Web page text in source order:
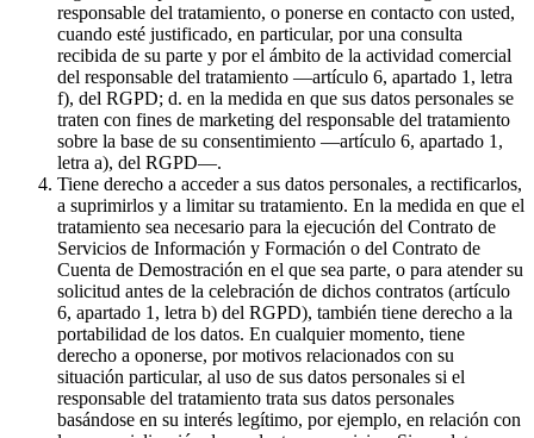
responsable del tratamiento, o ponerse en contacto con usted,
cuando esté justificado, en particular, por una consulta
recibida de su parte y por el ámbito de la actividad comercial
del responsable del tratamiento —artículo 6, apartado 1, letra
f), del RGPD; d. en la medida en que sus datos personales se
traten con fines de marketing del responsable del tratamiento
sobre la base de su consentimiento —artículo 6, apartado 1,
letra a), del RGPD—.
Tiene derecho a acceder a sus datos personales, a rectificarlos,
a suprimirlos y a limitar su tratamiento. En la medida en que el
tratamiento sea necesario para la ejecución del Contrato de
Servicios de Información y Formación o del Contrato de
Cuenta de Demostración en el que sea parte, o para atender su
solicitud antes de la celebración de dichos contratos (artículo
6, apartado 1, letra b) del RGPD), también tiene derecho a la
portabilidad de los datos. En cualquier momento, tiene
derecho a oponerse, por motivos relacionados con su
situación particular, al uso de sus datos personales si el
responsable del tratamiento trata sus datos personales
basándose en su interés legítimo, por ejemplo, en relación con